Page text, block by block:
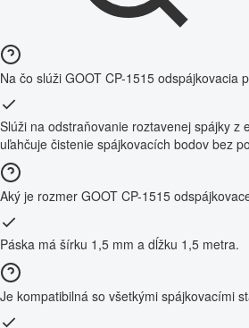
Na čo slúži GOOT CP-1515 odspájkovacia
Slúži na odstraňovanie roztavenej spájky z
uľahčuje čistenie spájkovacích bodov bez
Aký je rozmer GOOT CP-1515
Páska má šírku 1,5 mm a dĺžku 1,5 metra.
Je kompatibilná so všetkými spájkovacími